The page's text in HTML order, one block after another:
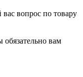
вопрос по товару
вам